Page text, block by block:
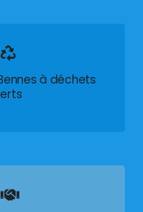
à déchets